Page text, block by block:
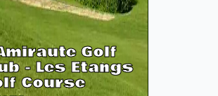
Golf
- Les Etangs
Course